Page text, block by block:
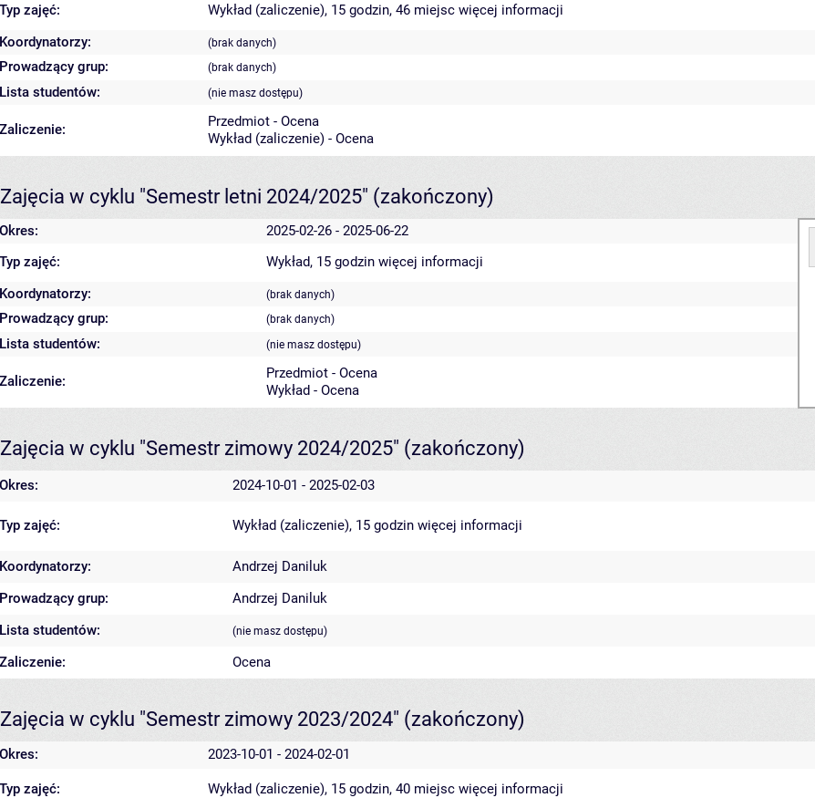
Typ zajęć: Wykład (zaliczenie), 15 godzin, 46 miejsc więcej informacji
Koordynatorzy:
(brak danych)
Prowadzący grup: (brak danych)
Lista studentów: (nie masz dostępu)
Zaliczenie:
Przedmiot - Ocena
Wykład (zaliczenie) - Ocena
Zajęcia w cyklu "Semestr letni 2024/2025" (zakończony)
Okres: 2025-02-26 - 2025-06-22
Typ zajęć: Wykład, 15 godzin więcej informacji
Koordynatorzy:
(brak danych)
Prowadzący grup: (brak danych)
Lista studentów: (nie masz dostępu)
Zaliczenie:
Przedmiot - Ocena
Wykład - Ocena
Zajęcia w cyklu "Semestr zimowy 2024/2025" (zakończony)
Okres: 2024-10-01 - 2025-02-03
Typ zajęć: Wykład (zaliczenie), 15 godzin więcej informacji
Koordynatorzy:
Andrzej Daniluk
Prowadzący grup:
Andrzej Daniluk
Lista studentów:
(nie masz dostępu)
Zaliczenie: Ocena
Zajęcia w cyklu "Semestr zimowy 2023/2024" (zakończony)
Okres: 2023-10-01 - 2024-02-01
Typ zajęć: Wykład (zaliczenie), 15 godzin, 40 miejsc więcej informacji